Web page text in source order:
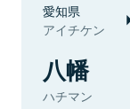
愛知県
アイチケン
八幡
ハチマン